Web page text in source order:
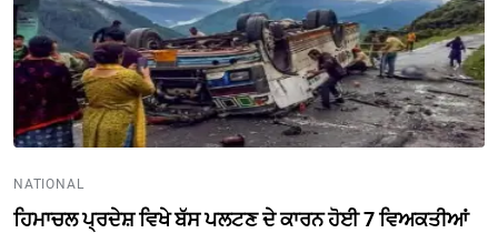
NATIONAL
ਹਿਮਾਚਲ ਪ੍ਰਦੇਸ਼ ਵਿਖੇ ਬੱਸ ਪਲਟਣ ਦੇ ਕਾਰਨ ਹੋਈ 7 ਵਿਅਕਤੀਆਂ